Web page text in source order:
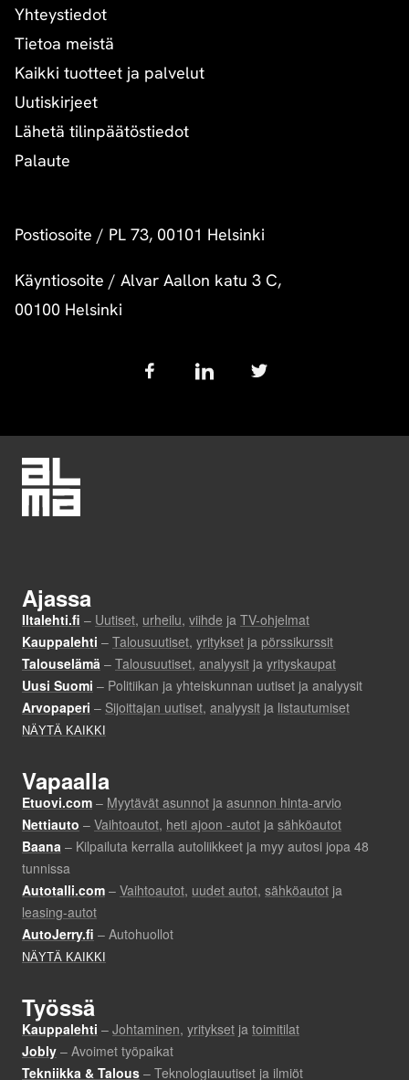
Yhteystiedot
Tietoa meistä
Kaikki tuotteet ja palvelut
Uutiskirjeet
Lähetä tilinpäätöstiedot
Palaute
Postiosoite / PL 73, 00101 Helsinki
Käyntiosoite / Alvar Aallon katu 3 C,
00100 Helsinki